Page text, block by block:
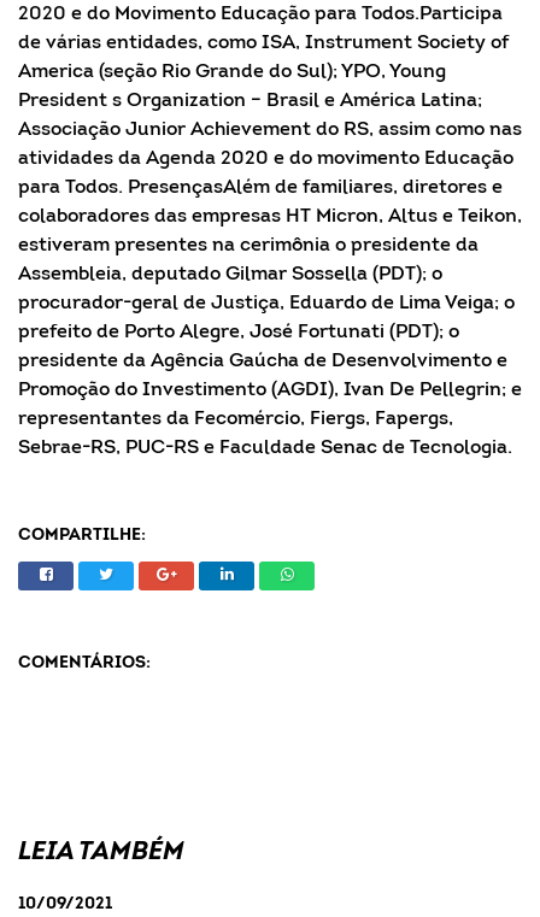
2020 e do Movimento Educação para Todos.Participa
de várias entidades, como ISA, Instrument Society of
America (seção Rio Grande do Sul); YPO, Young
President s Organization – Brasil e América Latina;
Associação Junior Achievement do RS, assim como nas
atividades da Agenda 2020 e do movimento Educação
para Todos. PresençasAlém de familiares, diretores e
colaboradores das empresas HT Micron, Altus e Teikon,
estiveram presentes na cerimônia o presidente da
Assembleia, deputado Gilmar Sossella (PDT); o
procurador-geral de Justiça, Eduardo de Lima Veiga; o
prefeito de Porto Alegre, José Fortunati (PDT); o
presidente da Agência Gaúcha de Desenvolvimento e
Promoção do Investimento (AGDI), Ivan De Pellegrin; e
representantes da Fecomércio, Fiergs, Fapergs,
Sebrae-RS, PUC-RS e Faculdade Senac de Tecnologia.
COMPARTILHE:
COMENTÁRIOS:
LEIA TAMBÉM
10/09/2021